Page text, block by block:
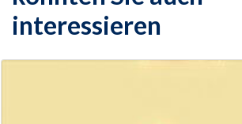
interessieren